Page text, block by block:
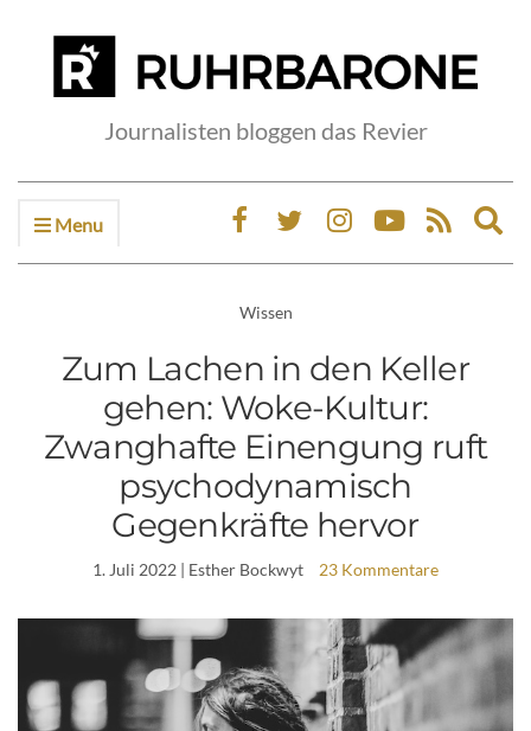
Journalisten bloggen das Revier
Menu
Wissen
Zum Lachen in den Keller
gehen: Woke-Kultur:
Zwanghafte Einengung ruft
psychodynamisch
Gegenkräfte hervor
1. Juli 2022 | Esther Bockwyt 23 Kommentare